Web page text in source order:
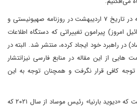
نخست، مقاله مفصلی است که در تاریخ ۷ اردیبهشت در روزنامه صهیونیستی و
امروز) پیرامون تغییراتی که دستگاه اطلاعات
راهبرد خود ایجاد کرده، منتشر شد. البته در
از این مقاله در منابع فارسی نیزانتشار
توجه کافی قرار نگرفت و همچنان توجه به این
مهمترین نکته در مقاله این است که «دیوید بارنیا» رئیس موساد از سال ۲۰۲۱ که